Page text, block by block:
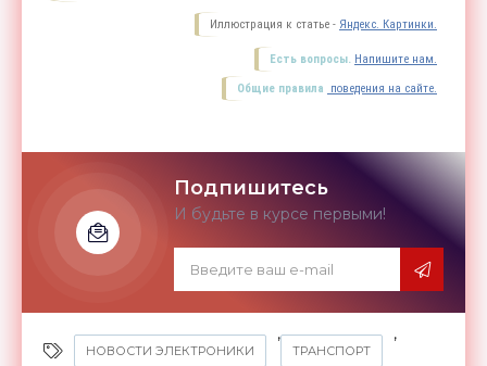
Иллюстрация к статье - Яндекс. Картинки.
Есть вопросы. Напишите нам.
Общие правила поведения на сайте.
Подпишитесь
И будьте в курсе первыми!
НОВОСТИ ЭЛЕКТРОНИКИ
,
ТРАНСПОРТ
,